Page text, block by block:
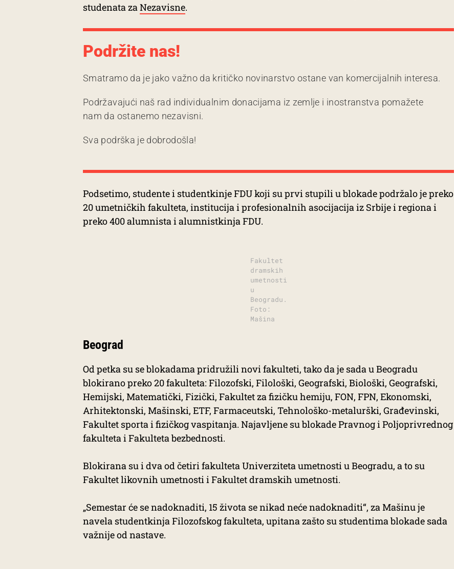
studenata zaNezavisne.
Podržite nas!
Smatramo da je jako važno da kritičko novinarstvo ostane van komercijalnih interesa.
Podržavajući naš rad individualnim donacijama iz zemlje i inostranstva pomažete
nam da ostanemo nezavisni.
Sva podrška je dobrodošla!
Podsetimo, studente i studentkinje FDU koji su prvi stupili u blokade podržalo je preko
20 umetničkih fakulteta, institucija i profesionalnih asocijacija iz Srbije i regiona i
preko 400 alumnista i alumnistkinja FDU.
Fakultet
dramskih
umetnosti
u
Beogradu.
Foto:
Mašina
Beograd
Od petka su se blokadama pridružili novi fakulteti, tako da je sada u Beogradu
blokirano preko 20 fakulteta: Filozofski, Filološki, Geografski, Biološki, Geografski,
Hemijski, Matematički, Fizički, Fakultet za fizičku hemiju, FON, FPN, Ekonomski,
Arhitektonski, Mašinski, ETF, Farmaceutski, Tehnološko-metalurški, Građevinski,
Fakultet sporta i fizičkog vaspitanja. Najavljene su blokade Pravnog i Poljoprivrednog
fakulteta i Fakulteta bezbednosti.
Blokirana su i dva od četiri fakulteta Univerziteta umetnosti u Beogradu, a to su
Fakultet likovnih umetnosti i Fakultet dramskih umetnosti.
„Semestar će se nadoknaditi, 15 života se nikad neće nadoknaditi“, za Mašinu je
navela studentkinja Filozofskog fakulteta, upitana zašto su studentima blokade sada
važnije od nastave.